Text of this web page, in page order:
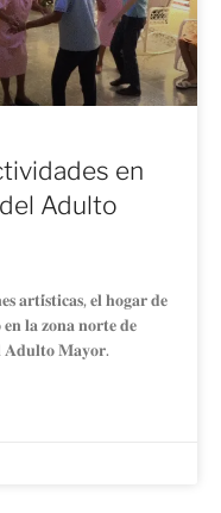
en
Adulto
𝐚𝐫𝐭𝐢́𝐬𝐭𝐢𝐜𝐚𝐬, 𝐞𝐥 𝐡𝐨𝐠𝐚𝐫 𝐝𝐞
𝐥𝐚 𝐳𝐨𝐧𝐚 𝐧𝐨𝐫𝐭𝐞 𝐝𝐞
𝐀𝐝𝐮𝐥𝐭𝐨 𝐌𝐚𝐲𝐨𝐫.